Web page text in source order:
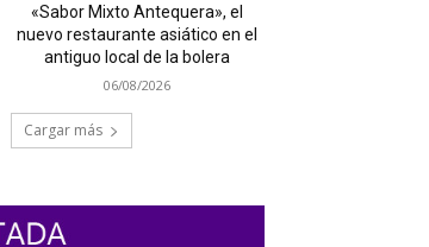
«Sabor Mixto Antequera», el
nuevo restaurante asiático en el
antiguo local de la bolera
06/08/2026
Cargar más